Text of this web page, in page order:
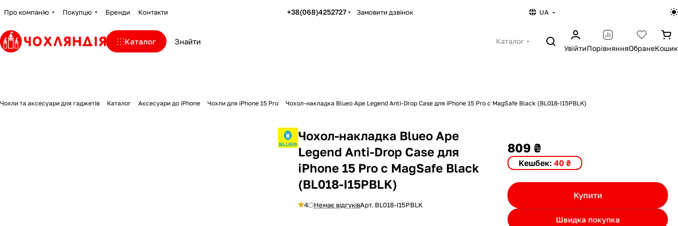
Про компанію Покупцю Бренди Контакти +38(068)4252727 Замовити дзвінок UA
Каталог
Каталог
УвійтиПорівнянняОбранеКошик
Чохли та аксесуари для гаджетів Каталог Аксесуари до iPhone Чохли для iPhone 15 Pro Чохол-накладка Blueo Ape Legend Anti-Drop Case для iPhone 15 Pro с MagSafe Black (BL018-I15PBLK)
Чохол-накладка Blueo Ape
Legend Anti-Drop Case для
iPhone 15 Pro с MagSafe Black
(BL018-I15PBLK)
4 Немає відгуківАрт. BL018-I15PBLK
809 ₴
Кешбек: 40 ₴
Купити
Швидка покупка